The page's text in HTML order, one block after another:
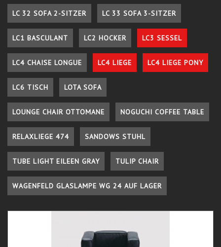
LC 32 SOFA 2-SITZER LC 33 SOFA 3-SITZER
LC1 BASCULANT LC2 HOCKER LC3 SESSEL
LC4 CHAISE LONGUE LC4 LIEGE LC4 LIEGE PONY
LC6 TISCH LOTA SOFA
LOUNGE CHAIR OTTOMANE NOGUCHI COFFEE TABLE
RELAXLIEGE 474 SANDOWS STUHL
TUBE LIGHT EILEEN GRAY TULIP CHAIR
WAGENFELD GLASLAMPE WG 24 AUF LAGER